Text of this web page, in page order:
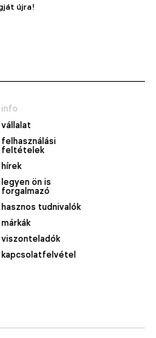
újra!
info
vállalat
felhasználási
feltételek
hírek
legyen ön is
forgalmazó
hasznos tudnivalók
márkák
viszonteladók
kapcsolatfelvétel